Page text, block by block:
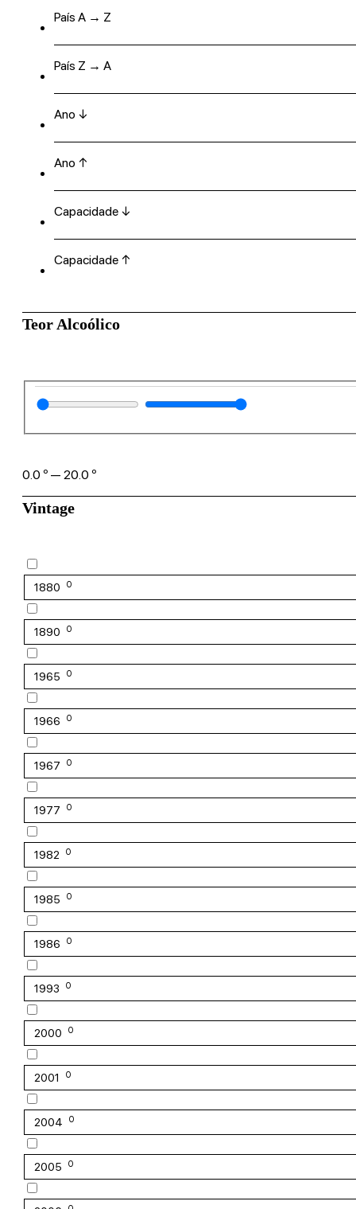
País A → Z
País Z → A
Ano ↓
Ano ↑
Capacidade ↓
Capacidade ↑
Teor Alcoólico
0.0 º — 20.0 º
Vintage
1880 0
1890 0
1965 0
1966 0
1967 0
1977 0
1982 0
1985 0
1986 0
1993 0
2000 0
2001 0
2004 0
2005 0